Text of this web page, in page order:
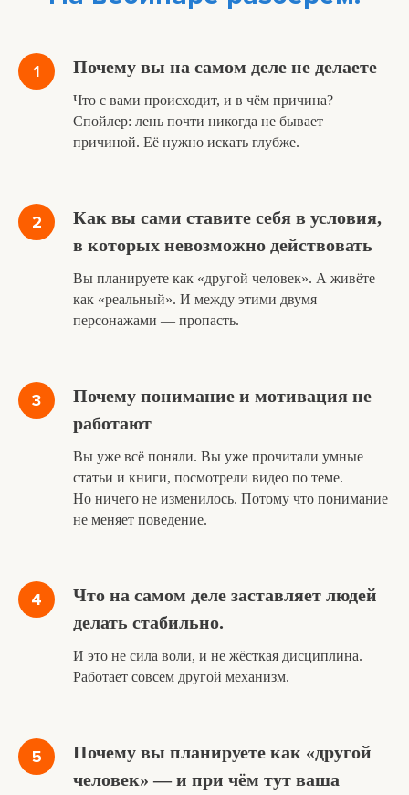
Почему вы на самом деле не делаете
Что с вами происходит, и в чём причина?
Спойлер: лень почти никогда не бывает
причиной. Её нужно искать глубже.
Как вы сами ставите себя в условия,
в которых невозможно действовать
Вы планируете как «другой человек». А живёте
как «реальный». И между этими двумя
персонажами — пропасть.
Почему понимание и мотивация не
работают
Вы уже всё поняли. Вы уже прочитали умные
статьи и книги, посмотрели видео по теме.
Но ничего не изменилось. Потому что понимание
не меняет поведение.
Что на самом деле заставляет людей
делать стабильно.
И это не сила воли, и не жёсткая дисциплина.
Работает совсем другой механизм.
Почему вы планируете как «другой
человек» — и при чём тут ваша